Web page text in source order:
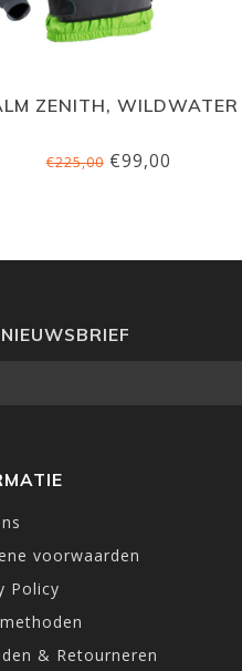
ZENITH, WILDWATER
€225,00€99,00
voorwaarden
Policy
& Retourneren